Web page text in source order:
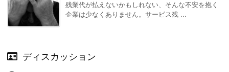
残業代が払えないかもしれない、そんな不安を抱く
企業は少なくありません。サービス残 ...
ディスカッション